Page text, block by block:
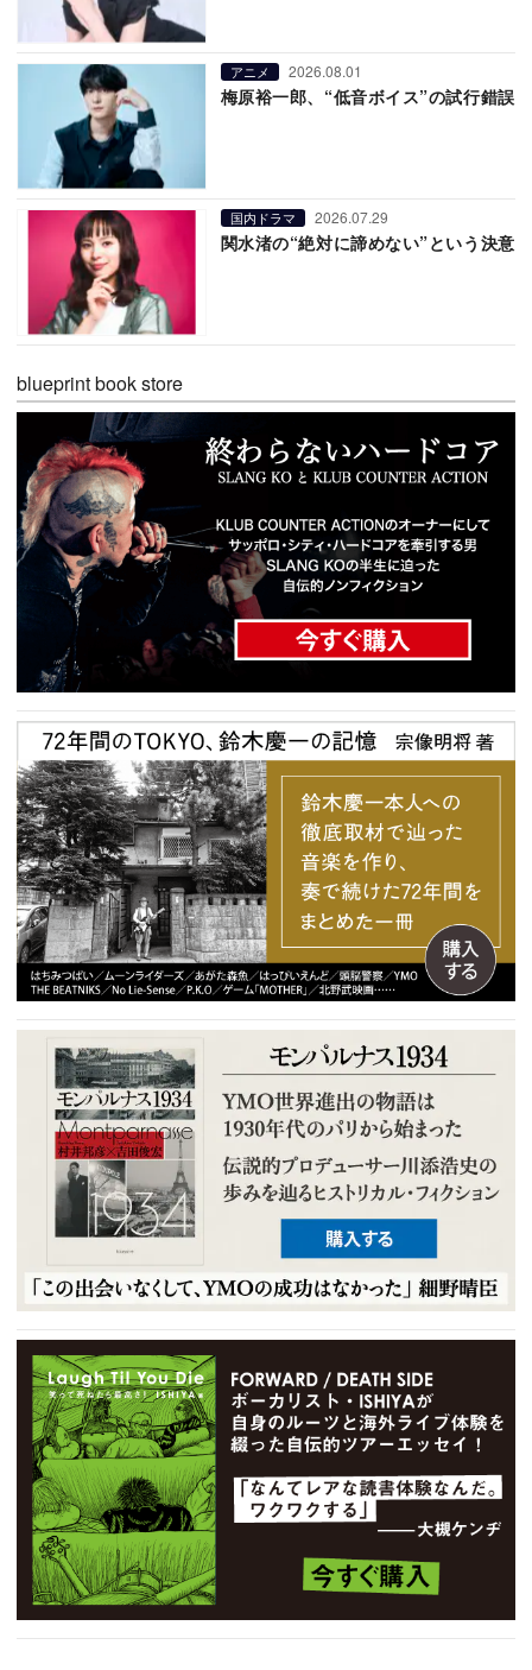
アニメ 2026.08.01
梅原裕一郎、“低音ボイス”の試行錯誤
国内ドラマ 2026.07.29
関水渚の“絶対に諦めない”という決意
blueprint book store